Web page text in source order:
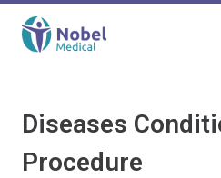
Diseases
Procedure